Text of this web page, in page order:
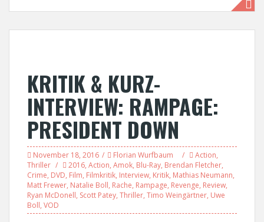
KRITIK & KURZ-
INTERVIEW: RAMPAGE:
PRESIDENT DOWN
November 18, 2016 Florian Wurfbaum Action,
Thriller
2016, Action, Amok, Blu-Ray, Brendan Fletcher,
Crime, DVD, Film, Filmkritik, Interview, Kritik, Mathias Neumann,
Matt Frewer, Natalie Boll, Rache, Rampage, Revenge, Review,
Ryan McDonell, Scott Patey, Thriller, Timo Weingärtner, Uwe
Boll, VOD